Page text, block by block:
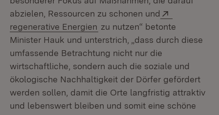
abzielen, Ressourcen zu schonen und
regenerative Energien (Öffnet in neuem Fenster)
zu nutzen“ betonte
Minister Hauk und unterstrich, „dass durch diese
umfassende Betrachtung nicht nur die
wirtschaftliche, sondern auch die soziale und
ökologische Nachhaltigkeit der Dörfer gefördert
werden sollen, damit die Orte langfristig attraktiv
und lebenswert bleiben und somit eine schöne